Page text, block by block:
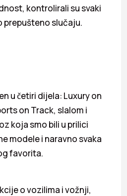
kontrolirali su svaki
prepušteno slučaju.
u četiri dijela: Luxury on
on Track, slalom i
koja smo bili u prilici
modele i naravno svaka
favorita.
o vozilima i vožnji,